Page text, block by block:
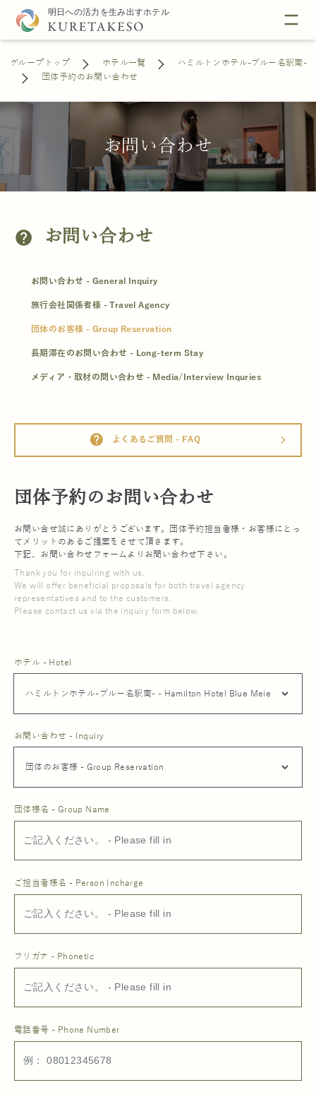
グループトップ ホテル一覧
ハミルトンホテル-ブルー名駅南-
団体予約のお問い合わせ
お問い合わせ
help お問い合わせ
お問い合わせ - General Inquiry
旅行会社関係者様 - Travel Agency
団体のお客様 - Group Reservation
長期滞在のお問い合わせ - Long-term Stay
メディア・取材の問い合わせ - Media/Interview Inquries
help よくあるご質問 - FAQ arrow_forward_ios
団体予約のお問い合わせ
お問い合せ誠にありがとうございます。団体予約担当者様・お客様にとっ
てメリットのあるご提案をさせて頂きます。
下記、お問い合わせフォームよりお問い合わせ下さい。
Thank you for inquiring with us.
We will offer beneficial proposals for both travel agency
representatives and to the customers.
Please contact us via the inquiry form below.
ホテル - Hotel
お問い合わせ - Inquiry
団体様名 - Group Name
ご担当者様名 - Person Incharge
フリガナ - Phonetic
電話番号 - Phone Number